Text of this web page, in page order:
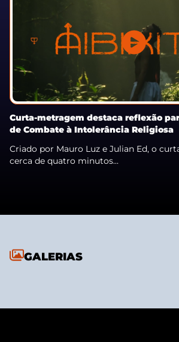
Curta-metragem destaca reflexão
de Combate à Intolerância Religiosa
Criado por Mauro Luz e Julian Ed, o
cerca de quatro minutos...
GALERIAS